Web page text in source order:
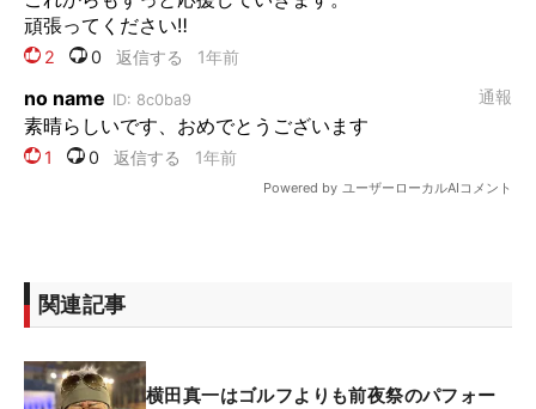
関連記事
横田真一はゴルフよりも前夜祭のパフォー